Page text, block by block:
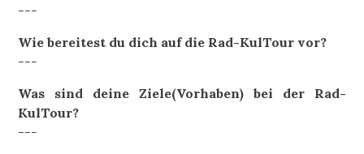
---
Wie bereitest du dich auf die Rad-KulTour vor?
---
Was sind deine Ziele(Vorhaben) bei der Rad-
KulTour?
---